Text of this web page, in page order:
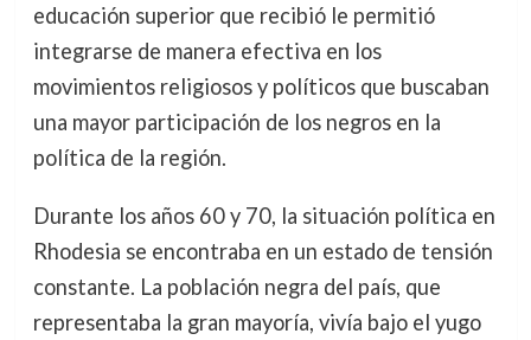
educación superior que recibió le permitió
integrarse de manera efectiva en los
movimientos religiosos y políticos que buscaban
una mayor participación de los negros en la
política de la región.
Durante los años 60 y 70, la situación política en
Rhodesia se encontraba en un estado de tensión
constante. La población negra del país, que
representaba la gran mayoría, vivía bajo el yugo